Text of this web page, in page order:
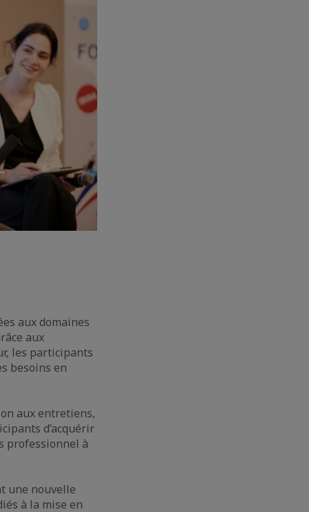
aux domaines
aux
les participants
besoins en
aux entretiens,
d’acquérir
professionnel à
une nouvelle
à la mise en